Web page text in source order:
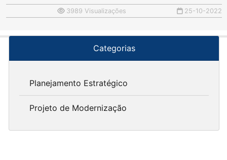
3989 Visualizações 25-10-2022
Categorias
Planejamento Estratégico
Projeto de Modernização